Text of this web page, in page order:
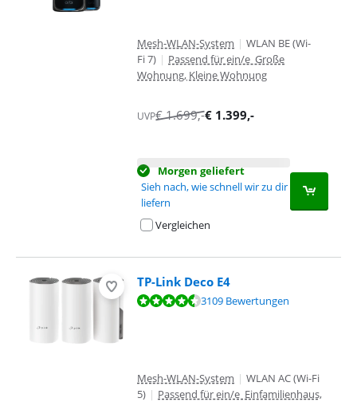
Mesh-WLAN-System | WLAN BE (Wi-
Fi 7) | Passend für ein/e Große
Wohnung, Kleine Wohnung
UVP€1.699,-€ 1.399,-
Morgen geliefert
Sieh nach, wie schnell wir zu dir
liefern
Vergleichen
TP-Link Deco E4
Bewertet mit 9,2 von 10, basierend auf 3109 Bewertungen.
3109 Bewertungen
Mesh-WLAN-System | WLAN AC (Wi-Fi
5) | Passend für ein/e Einfamilienhaus,